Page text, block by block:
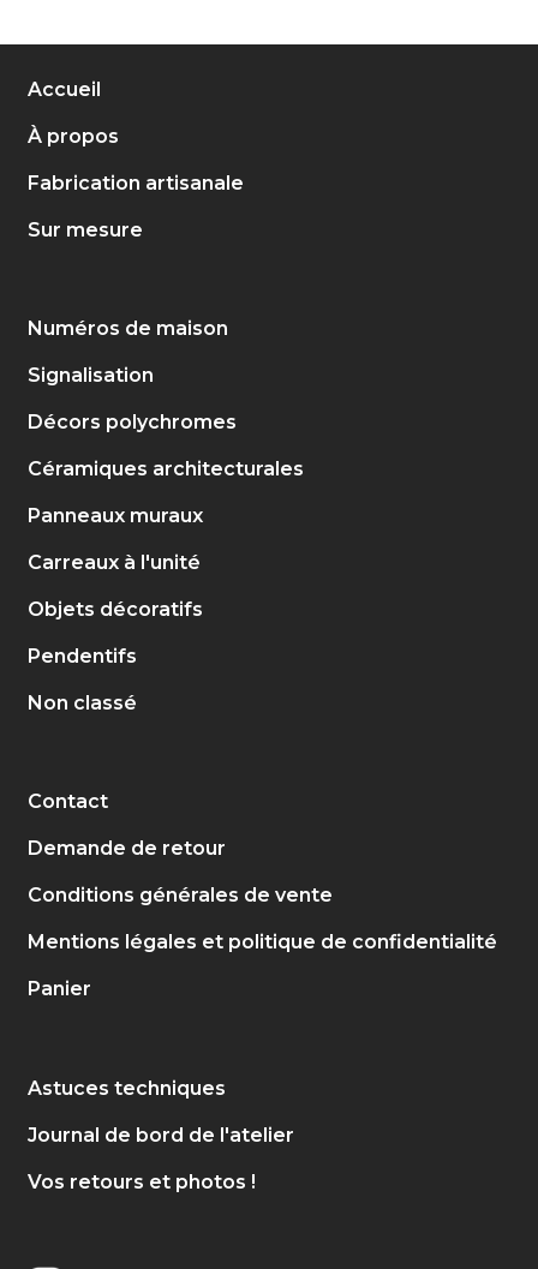
Accueil
À propos
Fabrication artisanale
Sur mesure
Numéros de maison
Signalisation
Décors polychromes
Céramiques architecturales
Panneaux muraux
Carreaux à l'unité
Objets décoratifs
Pendentifs
Non classé
Contact
Demande de retour
Conditions générales de vente
Mentions légales et politique de confidentialité
Panier
Astuces techniques
Journal de bord de l'atelier
Vos retours et photos !